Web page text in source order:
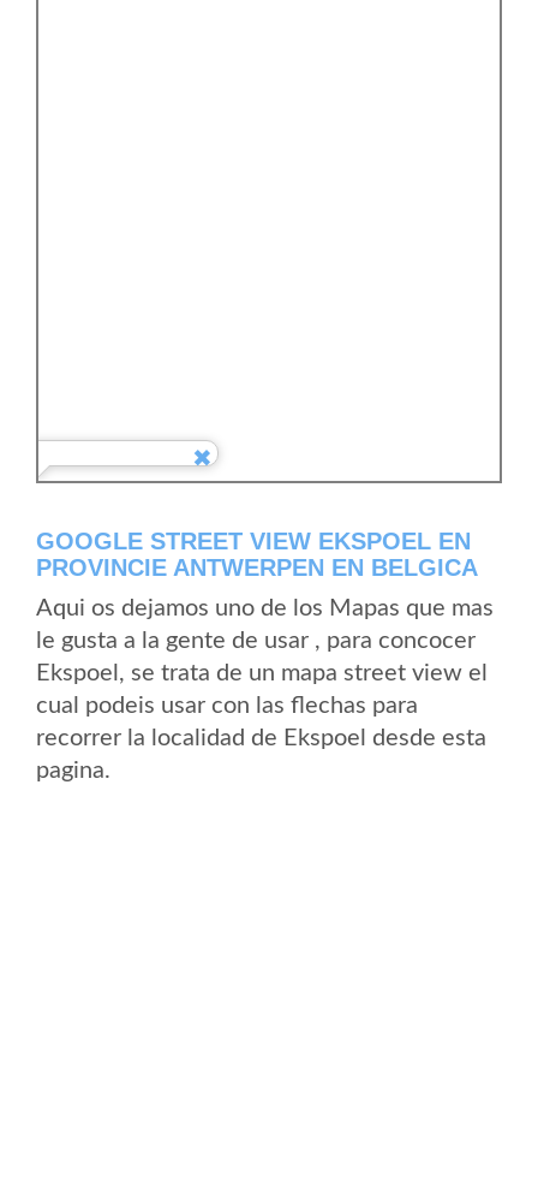
GOOGLE STREET VIEW EKSPOEL EN
PROVINCIE ANTWERPEN EN BELGICA
Aqui os dejamos uno de los Mapas que mas
le gusta a la gente de usar , para concocer
Ekspoel, se trata de un mapa street view el
cual podeis usar con las flechas para
recorrer la localidad de Ekspoel desde esta
pagina.